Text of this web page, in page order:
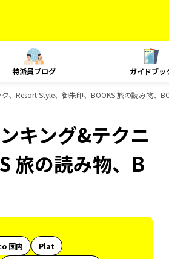
特派員ブログ ガイドブッ
、Resort Style、御朱印、BOOKS 旅の読み物、
キング&テクニ
旅の読み物、B
国内
Plat